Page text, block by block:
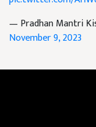
— Pradhan Mantri
November 9, 2023